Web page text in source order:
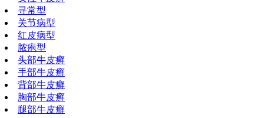
寻常型
关节病型
红皮病型
脓疱型
头部牛皮癣
手部牛皮癣
背部牛皮癣
胸部牛皮癣
腿部牛皮癣